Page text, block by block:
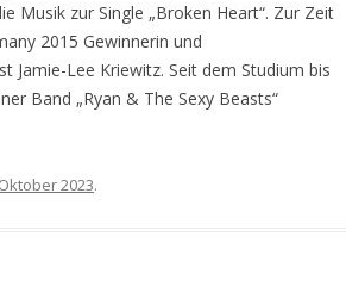
Musik zur Single „Broken Heart“. Zur Zeit
2015 Gewinnerin und
Jamie-Lee Kriewitz. Seit dem Studium bis
Band „Ryan & The Sexy Beasts“
2023.